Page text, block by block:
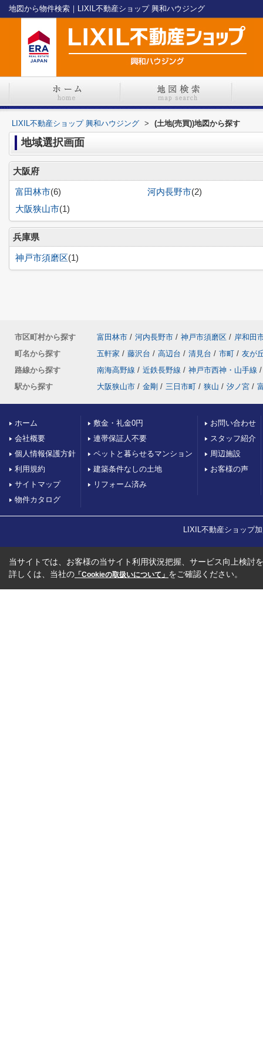
地図から物件検索｜LIXIL不動産ショップ 興和ハウジング
LIXIL不動産ショップ 興和ハウジング > (土地(売買))地図から探す
地域選択画面
大阪府
富田林市(6) 河内長野市(2)
大阪狭山市(1)
兵庫県
神戸市須磨区(1)
市区町村から探す 富田林市 / 河内長野市 / 神戸市須磨区 / 岸和田
町名から探す
五軒家 / 藤沢台 / 高辺台 / 清見台 / 市町 / 友が
路線から探す
南海高野線 / 近鉄長野線 / 神戸市西神・山手線 /
駅から探す
大阪狭山市 / 金剛 / 三日市町 / 狭山 / 汐ノ宮 /
ホーム
会社概要
個人情報保護方針
利用規約
サイトマップ
物件カタログ
敷金・礼金0円
連帯保証人不要
ペットと暮らせるマンション
建築条件なしの土地
リフォーム済み
お問い合わせ
スタッフ紹介
周辺施設
お客様の声
LIXIL不動産ショップ
当サイトでは、お客様の当サイト利用状況把握、サービス向上検討
詳しくは、当社の 「Cookieの取扱いについて」 をご確認ください。